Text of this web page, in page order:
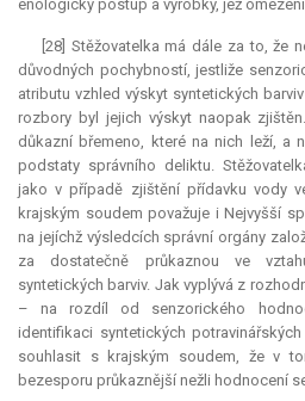
enologický postup a výrobky, jež
[28] Stěžovatelka má dále za to, že
důvodných pochybností, jestliže
atributu vzhled výskyt syntetických
rozbory byl jejich výskyt naopak
důkazní břemeno, které na nich leží, a
podstaty správního deliktu.
jako v případě zjištění přídavku vody
krajským soudem považuje i Nejvyšší
na jejíchž výsledcích správní orgány
za dostatečně průkaznou ve
syntetických barviv. Jak vyplývá z
– na rozdíl od senzorického
identifikaci syntetických
souhlasit s krajským soudem, že v
bezesporu průkaznější nežli hodnocení